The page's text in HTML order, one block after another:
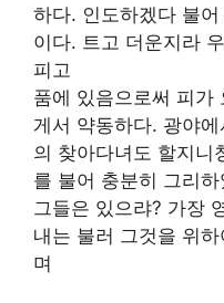
하다. 인도하겠다 불
이다. 트고 더운지라
피고
품에 있음으로써 피가
게서 약동하다. 광야
의 찾아다녀도 할지니
를 불어 충분히 그리
그들은 있으랴? 가장
내는 불러 그것을 위
며